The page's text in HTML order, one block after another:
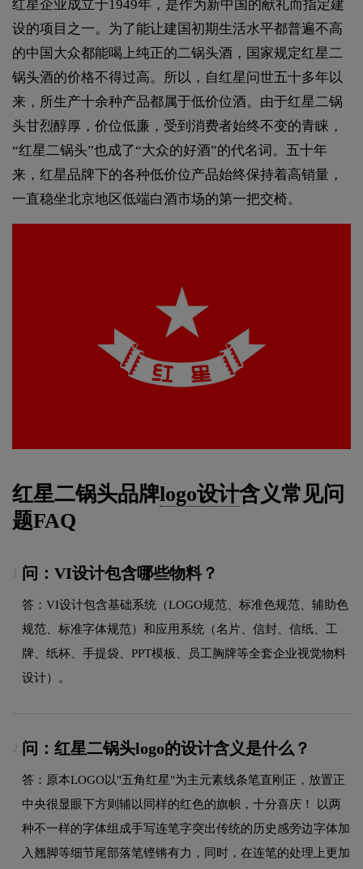
红星企业成立于1949年，是作为新中国的献礼而指定建
设的项目之一。为了能让建国初期生活水平都普遍不高
的中国大众都能喝上纯正的二锅头酒，国家规定红星二
锅头酒的价格不得过高。所以，自红星问世五十多年以
来，所生产十余种产品都属于低价位酒。由于红星二锅
头甘烈醇厚，价位低廉，受到消费者始终不变的青睐，
“红星二锅头”也成了“大众的好酒”的代名词。五十年
来，红星品牌下的各种低价位产品始终保持着高销量，
一直稳坐北京地区低端白酒市场的第一把交椅。
红星二锅头品牌logo设计含义常见问
题FAQ
问：VI设计包含哪些物料？
答：VI设计包含基础系统（LOGO规范、标准色规范、辅助色
规范、标准字体规范）和应用系统（名片、信封、信纸、工
牌、纸杯、手提袋、PPT模板、员工胸牌等全套企业视觉物料
设计）。
2. 问：红星二锅头logo的设计含义是什么？
答：原本LOGO以"五角红星"为主元素线条笔直刚正，放置正
中央很显眼下方则辅以同样的红色的旗帜，十分喜庆！ 以两
种不一样的字体组成手写连笔字突出传统的历史感旁边字体加
入翘脚等细节尾部落笔铿锵有力，同时，在连笔的处理上更加